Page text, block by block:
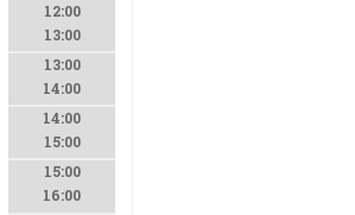
12:00
13:00
13:00
14:00
14:00
15:00
15:00
16:00